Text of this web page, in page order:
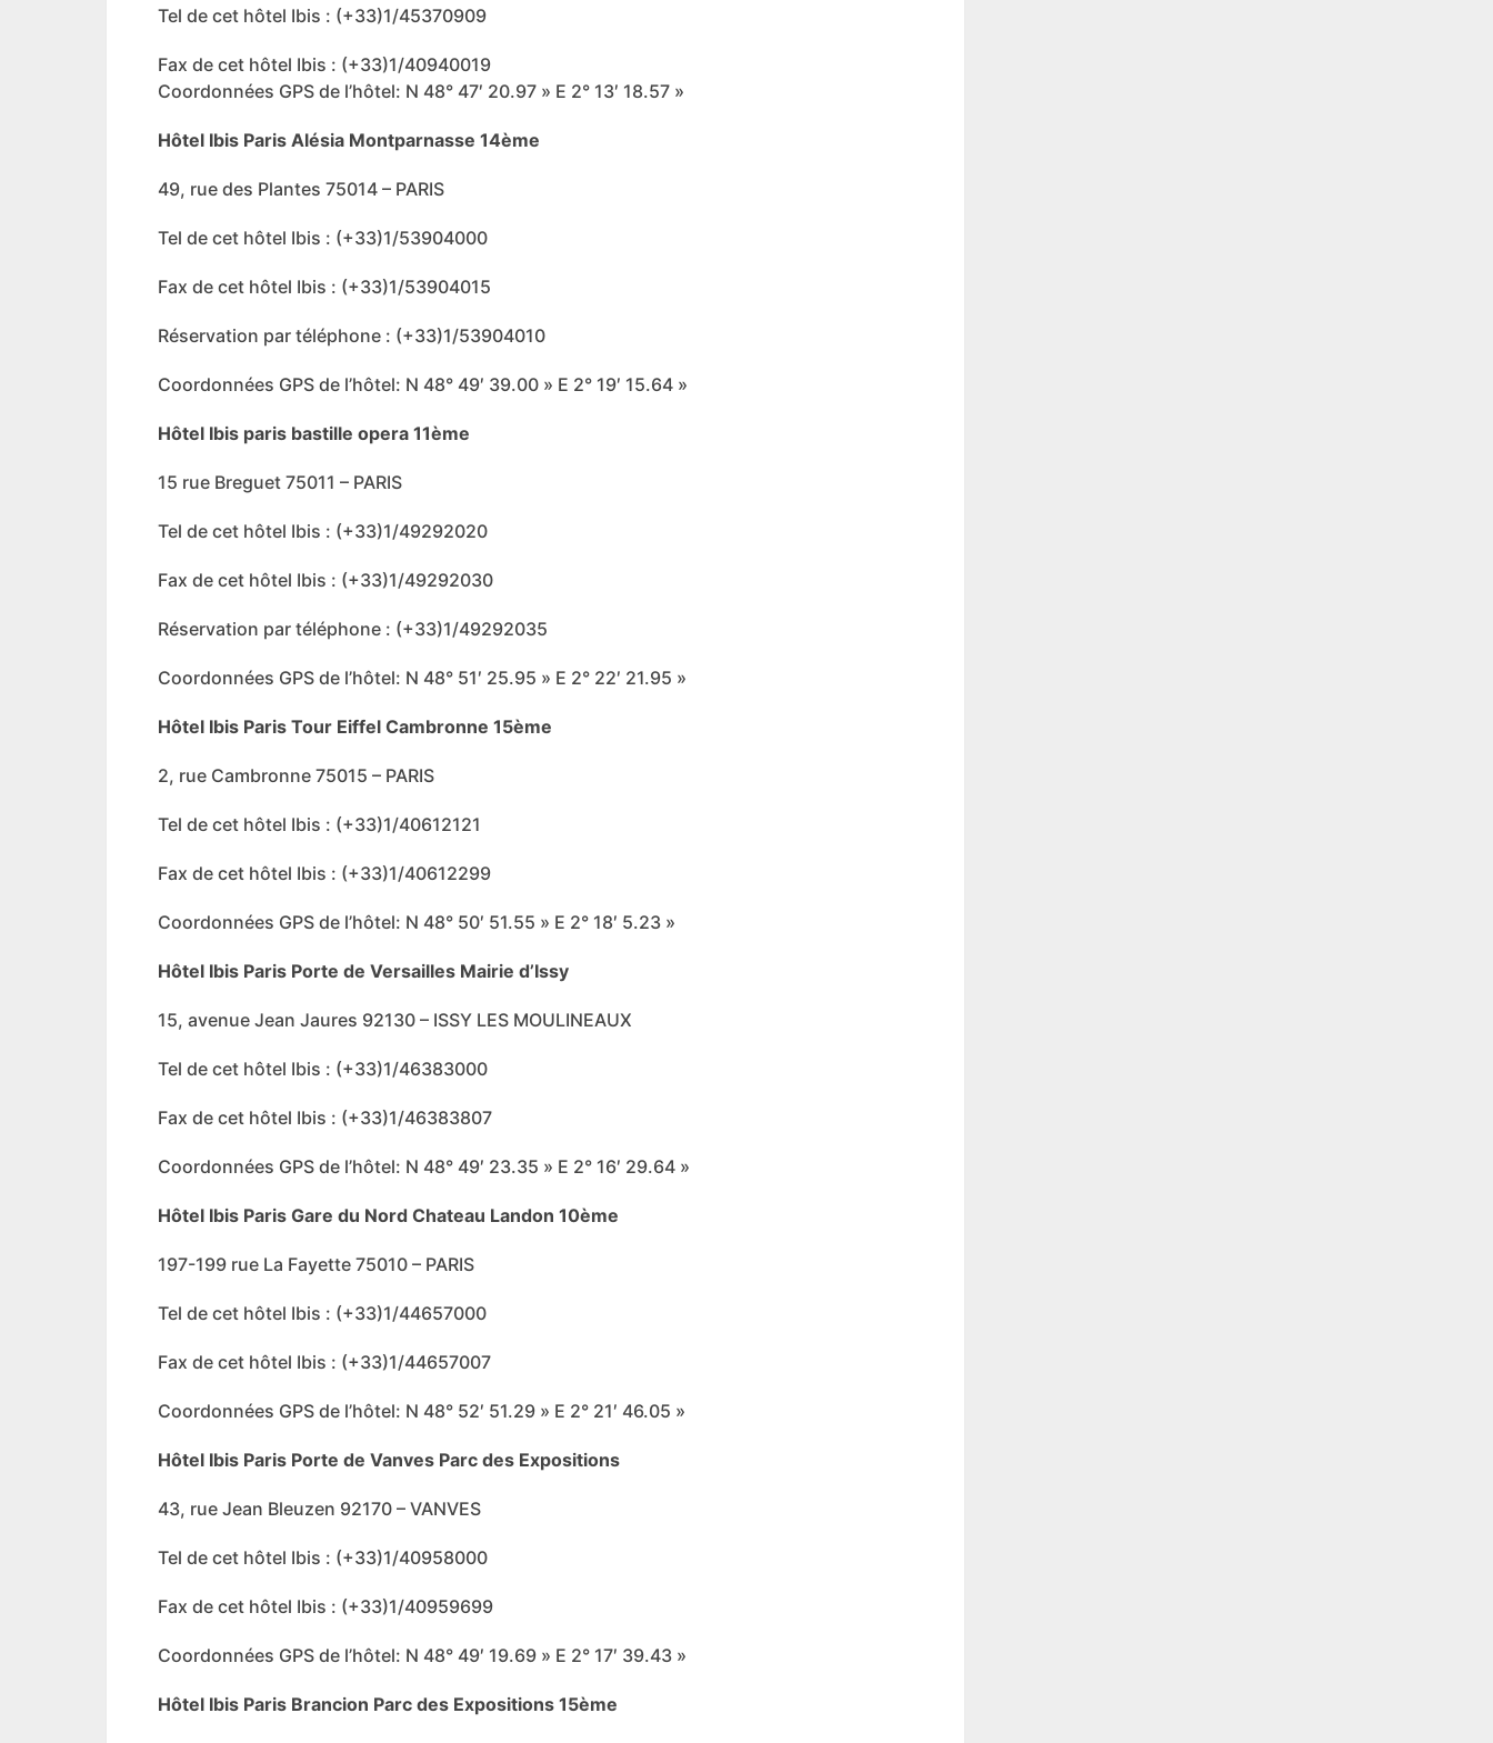
Tel de cet hôtel Ibis : (+33)1/45370909
Fax de cet hôtel Ibis : (+33)1/40940019
Coordonnées GPS de l’hôtel: N 48° 47′ 20.97 » E 2° 13′ 18.57 »
Hôtel Ibis Paris Alésia Montparnasse 14ème
49, rue des Plantes 75014 – PARIS
Tel de cet hôtel Ibis : (+33)1/53904000
Fax de cet hôtel Ibis : (+33)1/53904015
Réservation par téléphone : (+33)1/53904010
Coordonnées GPS de l’hôtel: N 48° 49′ 39.00 » E 2° 19′ 15.64 »
Hôtel Ibis paris bastille opera 11ème
15 rue Breguet 75011 – PARIS
Tel de cet hôtel Ibis : (+33)1/49292020
Fax de cet hôtel Ibis : (+33)1/49292030
Réservation par téléphone : (+33)1/49292035
Coordonnées GPS de l’hôtel: N 48° 51′ 25.95 » E 2° 22′ 21.95 »
Hôtel Ibis Paris Tour Eiffel Cambronne 15ème
2, rue Cambronne 75015 – PARIS
Tel de cet hôtel Ibis : (+33)1/40612121
Fax de cet hôtel Ibis : (+33)1/40612299
Coordonnées GPS de l’hôtel: N 48° 50′ 51.55 » E 2° 18′ 5.23 »
Hôtel Ibis Paris Porte de Versailles Mairie d’Issy
15, avenue Jean Jaures 92130 – ISSY LES MOULINEAUX
Tel de cet hôtel Ibis : (+33)1/46383000
Fax de cet hôtel Ibis : (+33)1/46383807
Coordonnées GPS de l’hôtel: N 48° 49′ 23.35 » E 2° 16′ 29.64 »
Hôtel Ibis Paris Gare du Nord Chateau Landon 10ème
197-199 rue La Fayette 75010 – PARIS
Tel de cet hôtel Ibis : (+33)1/44657000
Fax de cet hôtel Ibis : (+33)1/44657007
Coordonnées GPS de l’hôtel: N 48° 52′ 51.29 » E 2° 21′ 46.05 »
Hôtel Ibis Paris Porte de Vanves Parc des Expositions
43, rue Jean Bleuzen 92170 – VANVES
Tel de cet hôtel Ibis : (+33)1/40958000
Fax de cet hôtel Ibis : (+33)1/40959699
Coordonnées GPS de l’hôtel: N 48° 49′ 19.69 » E 2° 17′ 39.43 »
Hôtel Ibis Paris Brancion Parc des Expositions 15ème